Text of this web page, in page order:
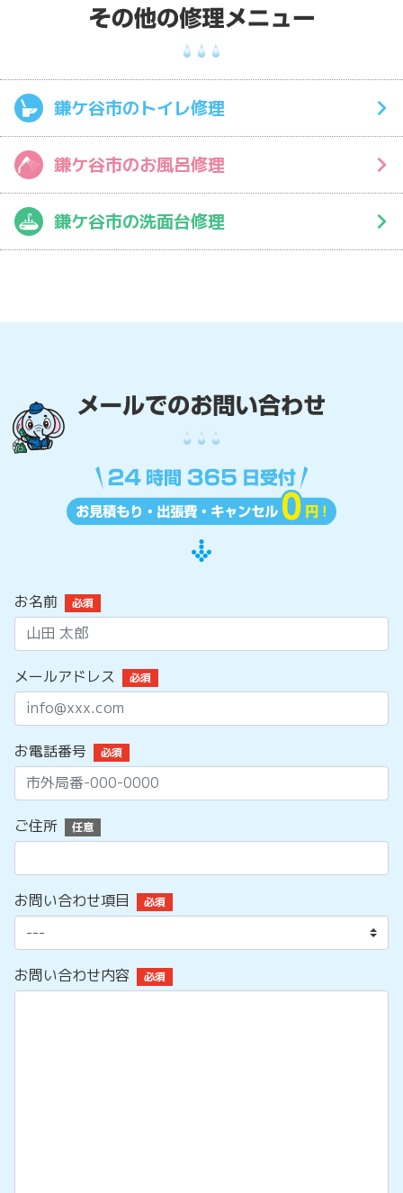
鎌ケ谷市のトイレ修理
鎌ケ谷市のお風呂修理
鎌ケ谷市の洗面台修理
お名前 必須
メールアドレス 必須
お電話番号 必須
ご住所 任意
お問い合わせ項目 必須
お問い合わせ内容 必須